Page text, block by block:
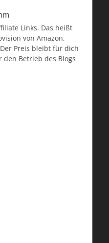
Links. Das heißt
von Amazon,
Preis bleibt für dich
Betrieb des Blogs